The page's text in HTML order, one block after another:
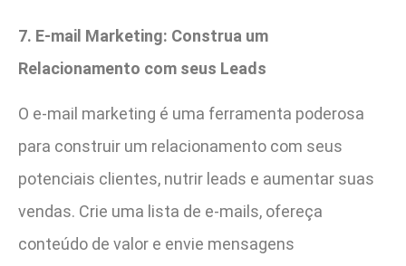
7. E-mail Marketing: Construa um
Relacionamento com seus Leads
O e-mail marketing é uma ferramenta poderosa
para construir um relacionamento com seus
potenciais clientes, nutrir leads e aumentar suas
vendas. Crie uma lista de e-mails, ofereça
conteúdo de valor e envie mensagens